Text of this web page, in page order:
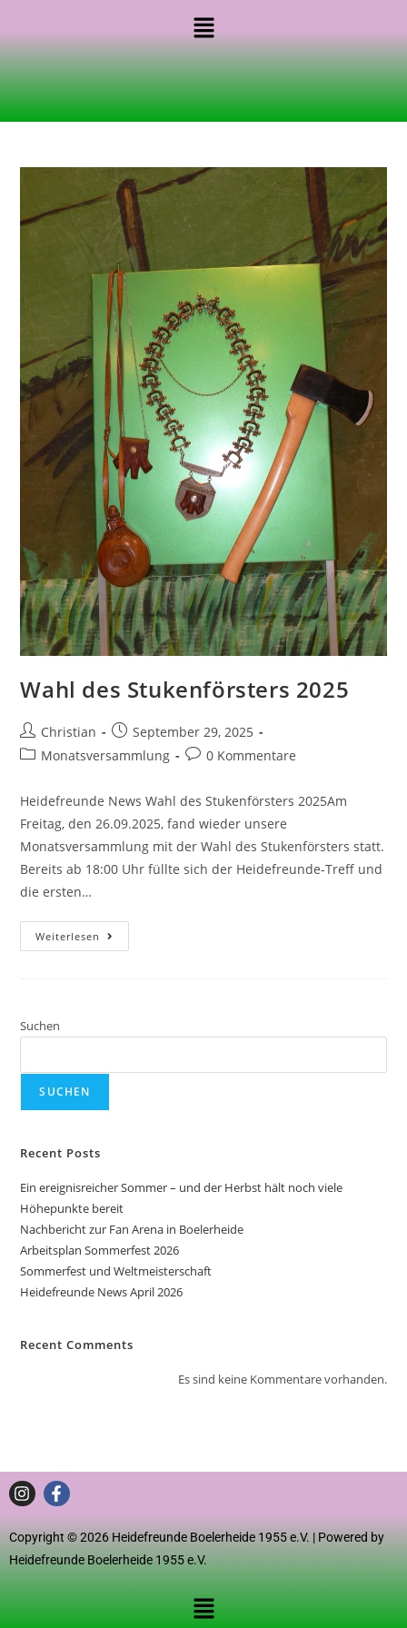
Wahl des Stukenförsters 2025
Christian
September 29, 2025
Monatsversammlung
0 Kommentare
Heidefreunde News Wahl des Stukenförsters 2025Am
Freitag, den 26.09.2025, fand wieder unsere
Monatsversammlung mit der Wahl des Stukenförsters statt.
Bereits ab 18:00 Uhr füllte sich der Heidefreunde-Treff und
die ersten…
Weiterlesen
Suchen
SUCHEN
Recent Posts
Ein ereignisreicher Sommer – und der Herbst hält noch viele
Höhepunkte bereit
Nachbericht zur Fan Arena in Boelerheide
Arbeitsplan Sommerfest 2026
Sommerfest und Weltmeisterschaft
Heidefreunde News April 2026
Recent Comments
Es sind keine Kommentare vorhanden.
Copyright © 2026 Heidefreunde Boelerheide 1955 e.V. | Powered by
Heidefreunde Boelerheide 1955 e.V.